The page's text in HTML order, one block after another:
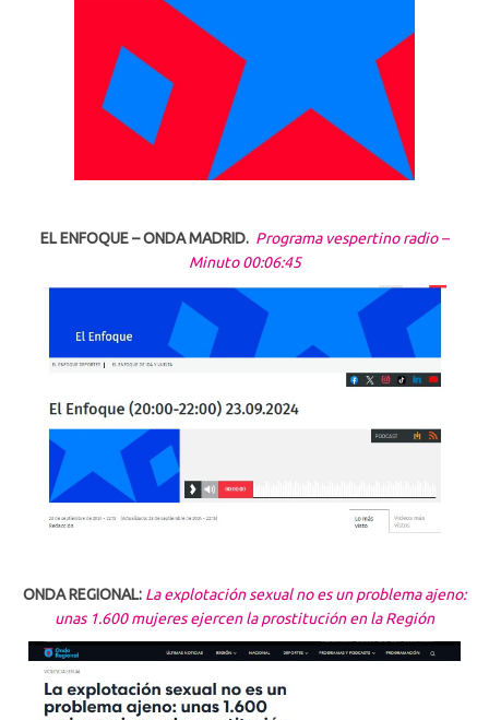
EL ENFOQUE – ONDA MADRID. Programa vespertino radio –
Minuto 00:06:45
ONDA REGIONAL: La explotación sexual no es un problema ajeno:
unas 1.600 mujeres ejercen la prostitución en la Región